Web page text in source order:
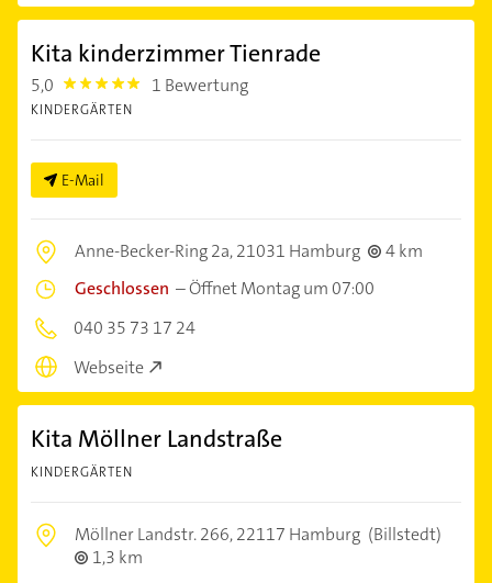
Kita kinderzimmer Tienrade
5,0 5.0 1 Bewertung
KINDERGÄRTEN
E-Mail
Anne-Becker-Ring 2a,21031 Hamburg
4 km
Geschlossen –Öffnet Montag um 07:00
040 35 73 17 24
Webseite
Kita Möllner Landstraße
KINDERGÄRTEN
Möllner Landstr. 266,22117 Hamburg (Billstedt)
1,3 km